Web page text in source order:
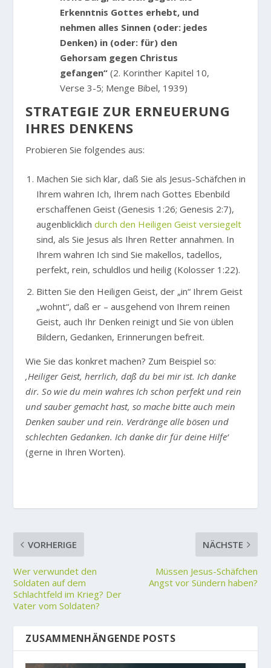
Erkenntnis Gottes erhebt, und
nehmen alles Sinnen (oder: jedes
Denken) in (oder: für) den
Gehorsam gegen Christus
gefangen“ (2. Korinther Kapitel 10,
Verse 3-5; Menge Bibel, 1939)
STRATEGIE ZUR ERNEUERUNG
IHRES DENKENS
Probieren Sie folgendes aus:
Machen Sie sich klar, daß Sie als Jesus-Schäfchen in
Ihrem wahren Ich, Ihrem nach Gottes Ebenbild
erschaffenen Geist (Genesis 1:26; Genesis 2:7),
augenblicklich durch den Heiligen Geist versiegelt
sind, als Sie Jesus als Ihren Retter annahmen. In
Ihrem wahren Ich sind Sie makellos, tadellos,
perfekt, rein, schuldlos und heilig (Kolosser 1:22).
Bitten Sie den Heiligen Geist, der „in“ Ihrem Geist
„wohnt“, daß er – ausgehend von Ihrem reinen
Geist, auch Ihr Denken reinigt und Sie von üblen
Bildern, Gedanken, Erinnerungen befreit.
Wie Sie das konkret machen? Zum Beispiel so:
‚Heiliger Geist, herrlich, daß du bei mir ist. Ich danke
dir. So wie du mein wahres Ich schon perfekt und rein
und sauber gemacht hast, so mache bitte auch mein
Denken sauber und rein. Verdränge alle bösen und
schlechten Gedanken. Ich danke dir für deine Hilfe‘
(gerne in Ihren Worten).
VORHERIGE
Wer verwundet den
Soldaten auf dem
Schlachtfeld im Krieg? Der
Vater vom Soldaten?
NÄCHSTE
Müssen Jesus-Schäfchen
Angst vor Sündern haben?
ZUSAMMENHÄNGENDE POSTS